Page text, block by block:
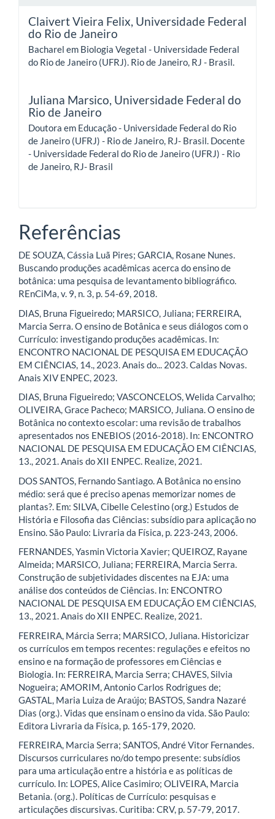
Claivert Vieira Felix, Universidade Federal
do Rio de Janeiro
Bacharel em Biologia Vegetal - Universidade Federal
do Rio de Janeiro (UFRJ). Rio de Janeiro, RJ - Brasil.
Juliana Marsico, Universidade Federal do
Rio de Janeiro
Doutora em Educação - Universidade Federal do Rio
de Janeiro (UFRJ) - Rio de Janeiro, RJ- Brasil. Docente
- Universidade Federal do Rio de Janeiro (UFRJ) - Rio
de Janeiro, RJ- Brasil
Referências
DE SOUZA, Cássia Luã Pires; GARCIA, Rosane Nunes.
Buscando produções acadêmicas acerca do ensino de
botânica: uma pesquisa de levantamento bibliográfico.
REnCiMa, v. 9, n. 3, p. 54-69, 2018.
DIAS, Bruna Figueiredo; MARSICO, Juliana; FERREIRA,
Marcia Serra. O ensino de Botânica e seus diálogos com o
Currículo: investigando produções acadêmicas. In:
ENCONTRO NACIONAL DE PESQUISA EM EDUCAÇÃO
EM CIÊNCIAS, 14., 2023. Anais do... 2023. Caldas Novas.
Anais XIV ENPEC, 2023.
DIAS, Bruna Figueiredo; VASCONCELOS, Welida Carvalho;
OLIVEIRA, Grace Pacheco; MARSICO, Juliana. O ensino de
Botânica no contexto escolar: uma revisão de trabalhos
apresentados nos ENEBIOS (2016-2018). In: ENCONTRO
NACIONAL DE PESQUISA EM EDUCAÇÃO EM CIÊNCIAS,
13., 2021. Anais do XII ENPEC. Realize, 2021.
DOS SANTOS, Fernando Santiago. A Botânica no ensino
médio: será que é preciso apenas memorizar nomes de
plantas?. Em: SILVA, Cibelle Celestino (org.) Estudos de
História e Filosofia das Ciências: subsídio para aplicação no
Ensino. São Paulo: Livraria da Física, p. 223-243, 2006.
FERNANDES, Yasmin Victoria Xavier; QUEIROZ, Rayane
Almeida; MARSICO, Juliana; FERREIRA, Marcia Serra.
Construção de subjetividades discentes na EJA: uma
análise dos conteúdos de Ciências. In: ENCONTRO
NACIONAL DE PESQUISA EM EDUCAÇÃO EM CIÊNCIAS,
13., 2021. Anais do XII ENPEC. Realize, 2021.
FERREIRA, Márcia Serra; MARSICO, Juliana. Historicizar
os currículos em tempos recentes: regulações e efeitos no
ensino e na formação de professores em Ciências e
Biologia. In: FERREIRA, Marcia Serra; CHAVES, Silvia
Nogueira; AMORIM, Antonio Carlos Rodrigues de;
GASTAL, Maria Luiza de Araújo; BASTOS, Sandra Nazaré
Dias (org.). Vidas que ensinam o ensino da vida. São Paulo:
Editora Livraria da Física, p. 165-179, 2020.
FERREIRA, Marcia Serra; SANTOS, André Vitor Fernandes.
Discursos curriculares no/do tempo presente: subsídios
para uma articulação entre a história e as políticas de
currículo. In: LOPES, Alice Casimiro; OLIVEIRA, Marcia
Betania. (org.). Políticas de Currículo: pesquisas e
articulações discursivas. Curitiba: CRV, p. 57-79, 2017.